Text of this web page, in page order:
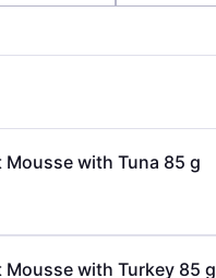
Mousse with Tuna 85 g
Mousse with Turkey 85 g